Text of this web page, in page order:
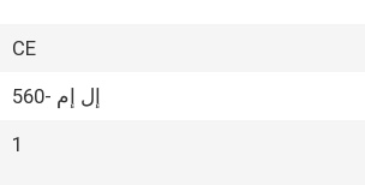
CE
إل إم -560
1